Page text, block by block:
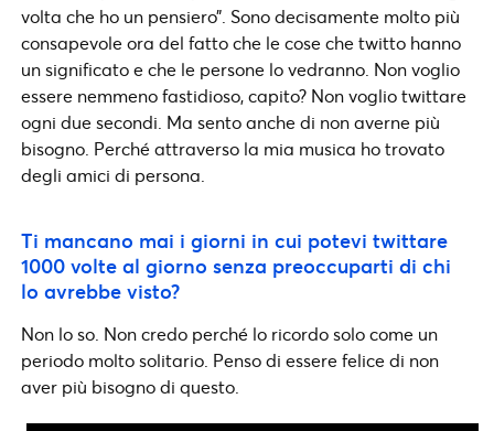
volta che ho un pensiero”. Sono decisamente molto più
consapevole ora del fatto che le cose che twitto hanno
un significato e che le persone lo vedranno. Non voglio
essere nemmeno fastidioso, capito? Non voglio twittare
ogni due secondi. Ma sento anche di non averne più
bisogno. Perché attraverso la mia musica ho trovato
degli amici di persona.
Ti mancano mai i giorni in cui potevi twittare
1000 volte al giorno senza preoccuparti di chi
lo avrebbe visto?
Non lo so. Non credo perché lo ricordo solo come un
periodo molto solitario. Penso di essere felice di non
aver più bisogno di questo.